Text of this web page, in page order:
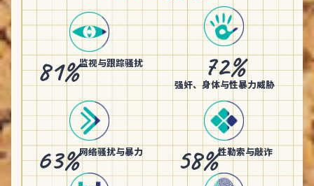
81%监视与跟踪骚扰 72%
强奸、身体与性暴力威胁
63%网络骚扰与暴力 58%性勒索与敲诈